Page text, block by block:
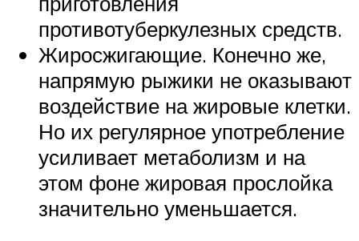
противотуберкулезных средств.
Жиросжигающие. Конечно же,
напрямую рыжики не оказывают
воздействие на жировые клетки.
Но их регулярное употребление
усиливает метаболизм и на
этом фоне жировая прослойка
значительно уменьшается.